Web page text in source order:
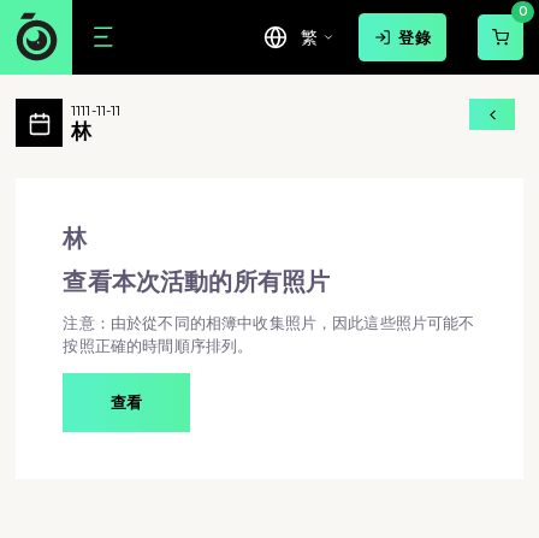
繁 登錄
0
林 活動相簿 MovePic
林 所有相片
1111-11-11
林
林
查看本次活動的所有照片
注意：由於從不同的相簿中收集照片，因此這些照片可能不
按照正確的時間順序排列。
查看